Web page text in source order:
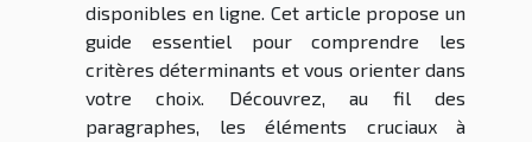
disponibles en ligne. Cet article propose un
guide essentiel pour comprendre les
critères déterminants et vous orienter dans
votre choix. Découvrez, au fil des
paragraphes, les éléments cruciaux à